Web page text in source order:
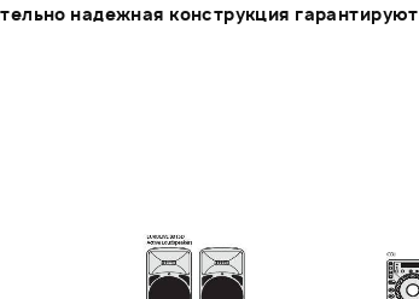
надежная конструкция